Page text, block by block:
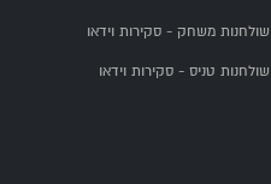
שולחנות משחק - סקירות וידאו
שולחנות טניס - סקירות וידאו